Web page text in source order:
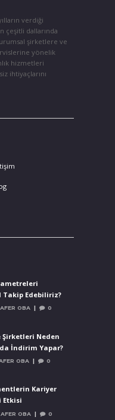
verdiği
çeşitli dallarında
şirketlere ve
yönelik
hizmetleri
ihtiyaçlarını
Takip Edebiliriz?
OBA 0
Şirketleri Neden
İndirim Yapar?
OBA 0
Kariyer
Etkisi
OBA 0